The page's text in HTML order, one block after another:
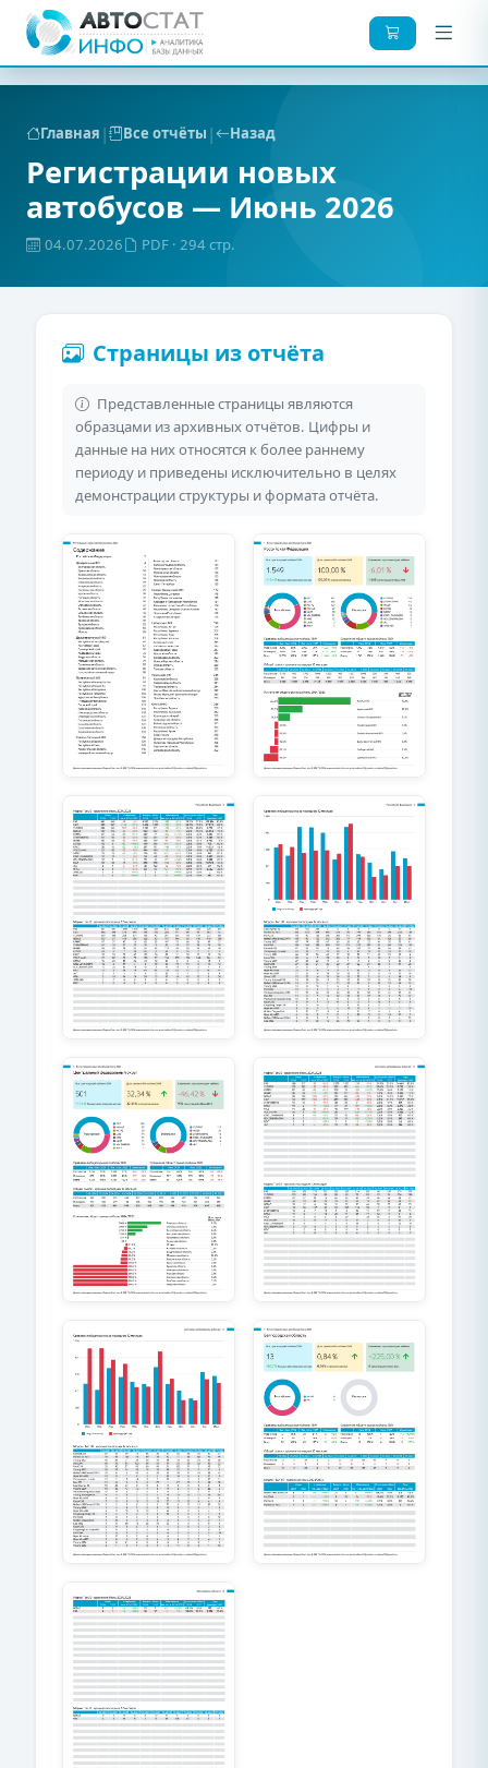
Главная | Все отчёты | Назад
Регистрации новых
автобусов — Июнь 2026
04.07.2026 PDF · 294 стр.
Страницы из отчёта
Представленные страницы являются
образцами из архивных отчётов. Цифры и
данные на них относятся к более раннему
периоду и приведены исключительно в целях
демонстрации структуры и формата отчёта.